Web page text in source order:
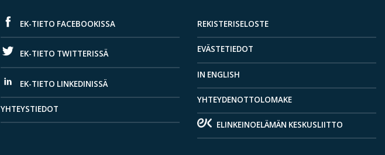
EK-TIETO FACEBOOKISSA
EK-TIETO TWITTERISSÄ
EK-TIETO LINKEDINISSÄ
YHTEYSTIEDOT
REKISTERISELOSTE
EVÄSTETIEDOT
IN ENGLISH
YHTEYDENOTTOLOMAKE
ELINKEINOELÄMÄN KESKUSLIITTO